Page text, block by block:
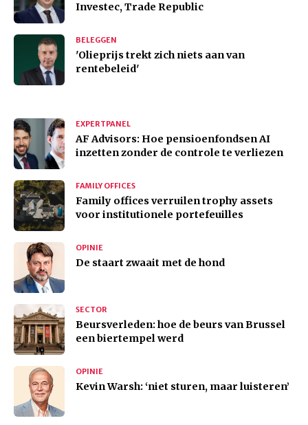
Investec, Trade Republic
BELEGGEN
'Olieprijs trekt zich niets aan van
rentebeleid'
EXPERTPANEL
AF Advisors: Hoe pensioenfondsen AI
inzetten zonder de controle te verliezen
FAMILY OFFICES
Family offices verruilen trophy assets
voor institutionele portefeuilles
OPINIE
De staart zwaait met de hond
SECTOR
Beursverleden: hoe de beurs van Brussel
een biertempel werd
OPINIE
Kevin Warsh: ‘niet sturen, maar luisteren’